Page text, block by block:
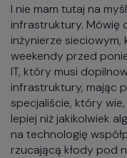
I nie mam tutaj na
infrastruktury. Mówię
inżynierze
weekendy przed
IT, który musi
infrastruktury, mając
specjaliście, który
lepiej niż jakikolwiek
na technologię
rzucającą kłody pod